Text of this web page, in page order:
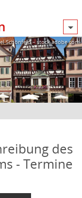
Schönfeld – stock.adobe.com
des
- Termine